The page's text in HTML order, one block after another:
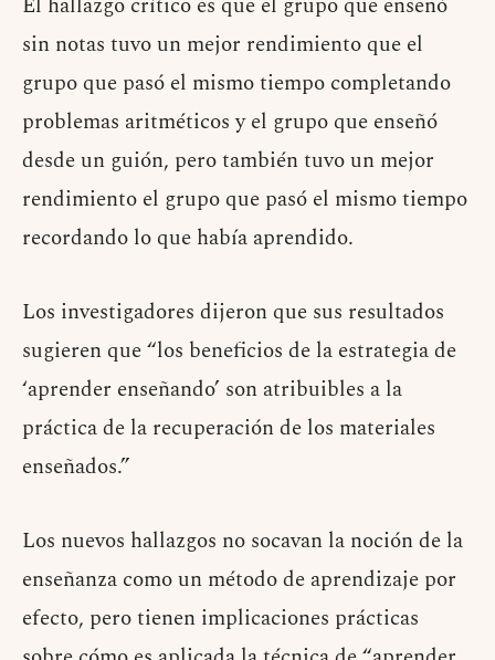
sin notas tuvo un mejor rendimiento que el
grupo que pasó el mismo tiempo completando
problemas aritméticos y el grupo que enseñó
desde un guión, pero también tuvo un mejor
rendimiento el grupo que pasó el mismo tiempo
recordando lo que había aprendido.
Los investigadores dijeron que sus resultados
sugieren que “los beneficios de la estrategia de
‘aprender enseñando’ son atribuibles a la
práctica de la recuperación de los materiales
enseñados.”
Los nuevos hallazgos no socavan la noción de la
enseñanza como un método de aprendizaje por
efecto, pero tienen implicaciones prácticas